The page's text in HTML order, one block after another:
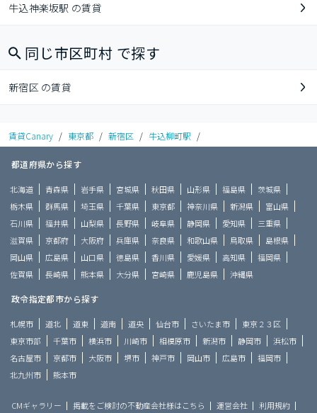
牛込神楽坂駅 の賃貸
同じ市区町村 で探す
新宿区 の賃貸
賃貸Canary / 東京都 / 新宿区 / 牛込柳町駅 /
都道府県から探す
北海道 青森県 岩手県 宮城県 秋田県 山形県 福島県
茨城県
栃木県
群馬県 埼玉県 千葉県 東京都 神奈川県 新潟県
富山県
石川県
福井県 山梨県 長野県 岐阜県 静岡県 愛知県
三重県
滋賀県
京都府 大阪府 兵庫県 奈良県 和歌山県 鳥取県
島根県
岡山県
広島県 山口県 徳島県 香川県 愛媛県 高知県
福岡県
佐賀県
長崎県 熊本県 大分県 宮崎県 鹿児島県 沖縄県
政令指定都市から探す
札幌市 道北 道東 道南 道央 仙台市 さいたま市
東京２３区
東京市部
千葉市 横浜市 川崎市 相模原市 新潟市 静岡市
浜松市
名古屋市
京都市 大阪市 堺市 神戸市 岡山市 広島市
福岡市
北九州市
熊本市
CMギャラリー 掲載をご検討の不動産会社様はこちら 運営会社 利用規約